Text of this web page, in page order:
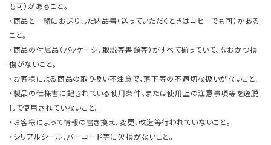
も可）があること。
・商品と一緒にお送りした納品書（送っていただくときはコピーでも可）がある
こと。
・商品の付属品（パッケージ、取説等書類等）がすべて揃っていて、なおかつ損
傷がないこと。
・お客様による商品の取り扱い不注意で、落下等の不適切な扱いがないこと。
・製品の仕様書に記されている使用条件、または使用上の注意事項等を逸脱
して使用されていないこと。
・お客様によって情報の書き換え、変更、改造等行われていないこと。
・シリアルシール、バーコード等に欠損がないこと。